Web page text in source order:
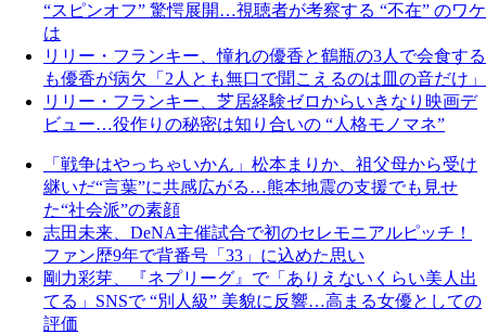
“スピンオフ” 驚愕展開…視聴者が考察する “不在” のワケ
は
リリー・フランキー、憧れの優香と鶴瓶の3人で会食する
も優香が病欠「2人とも無口で聞こえるのは皿の音だけ」
リリー・フランキー、芝居経験ゼロからいきなり映画デ
ビュー…役作りの秘密は知り合いの “人格モノマネ”
「戦争はやっちゃいかん」松本まりか、祖父母から受け
継いだ“言葉”に共感広がる…熊本地震の支援でも見せ
た“社会派”の素顔
志田未来、DeNA主催試合で初のセレモニアルピッチ！
ファン歴9年で背番号「33」に込めた思い
剛力彩芽、『ネプリーグ』で「ありえないくらい美人出
てる」SNSで “別人級” 美貌に反響…高まる女優としての
評価